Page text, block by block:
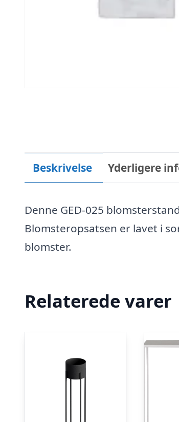
Beskrivelse Yderligere
Denne GED-025
Blomsteropsatsen er lavet i
blomster.
Relaterede varer